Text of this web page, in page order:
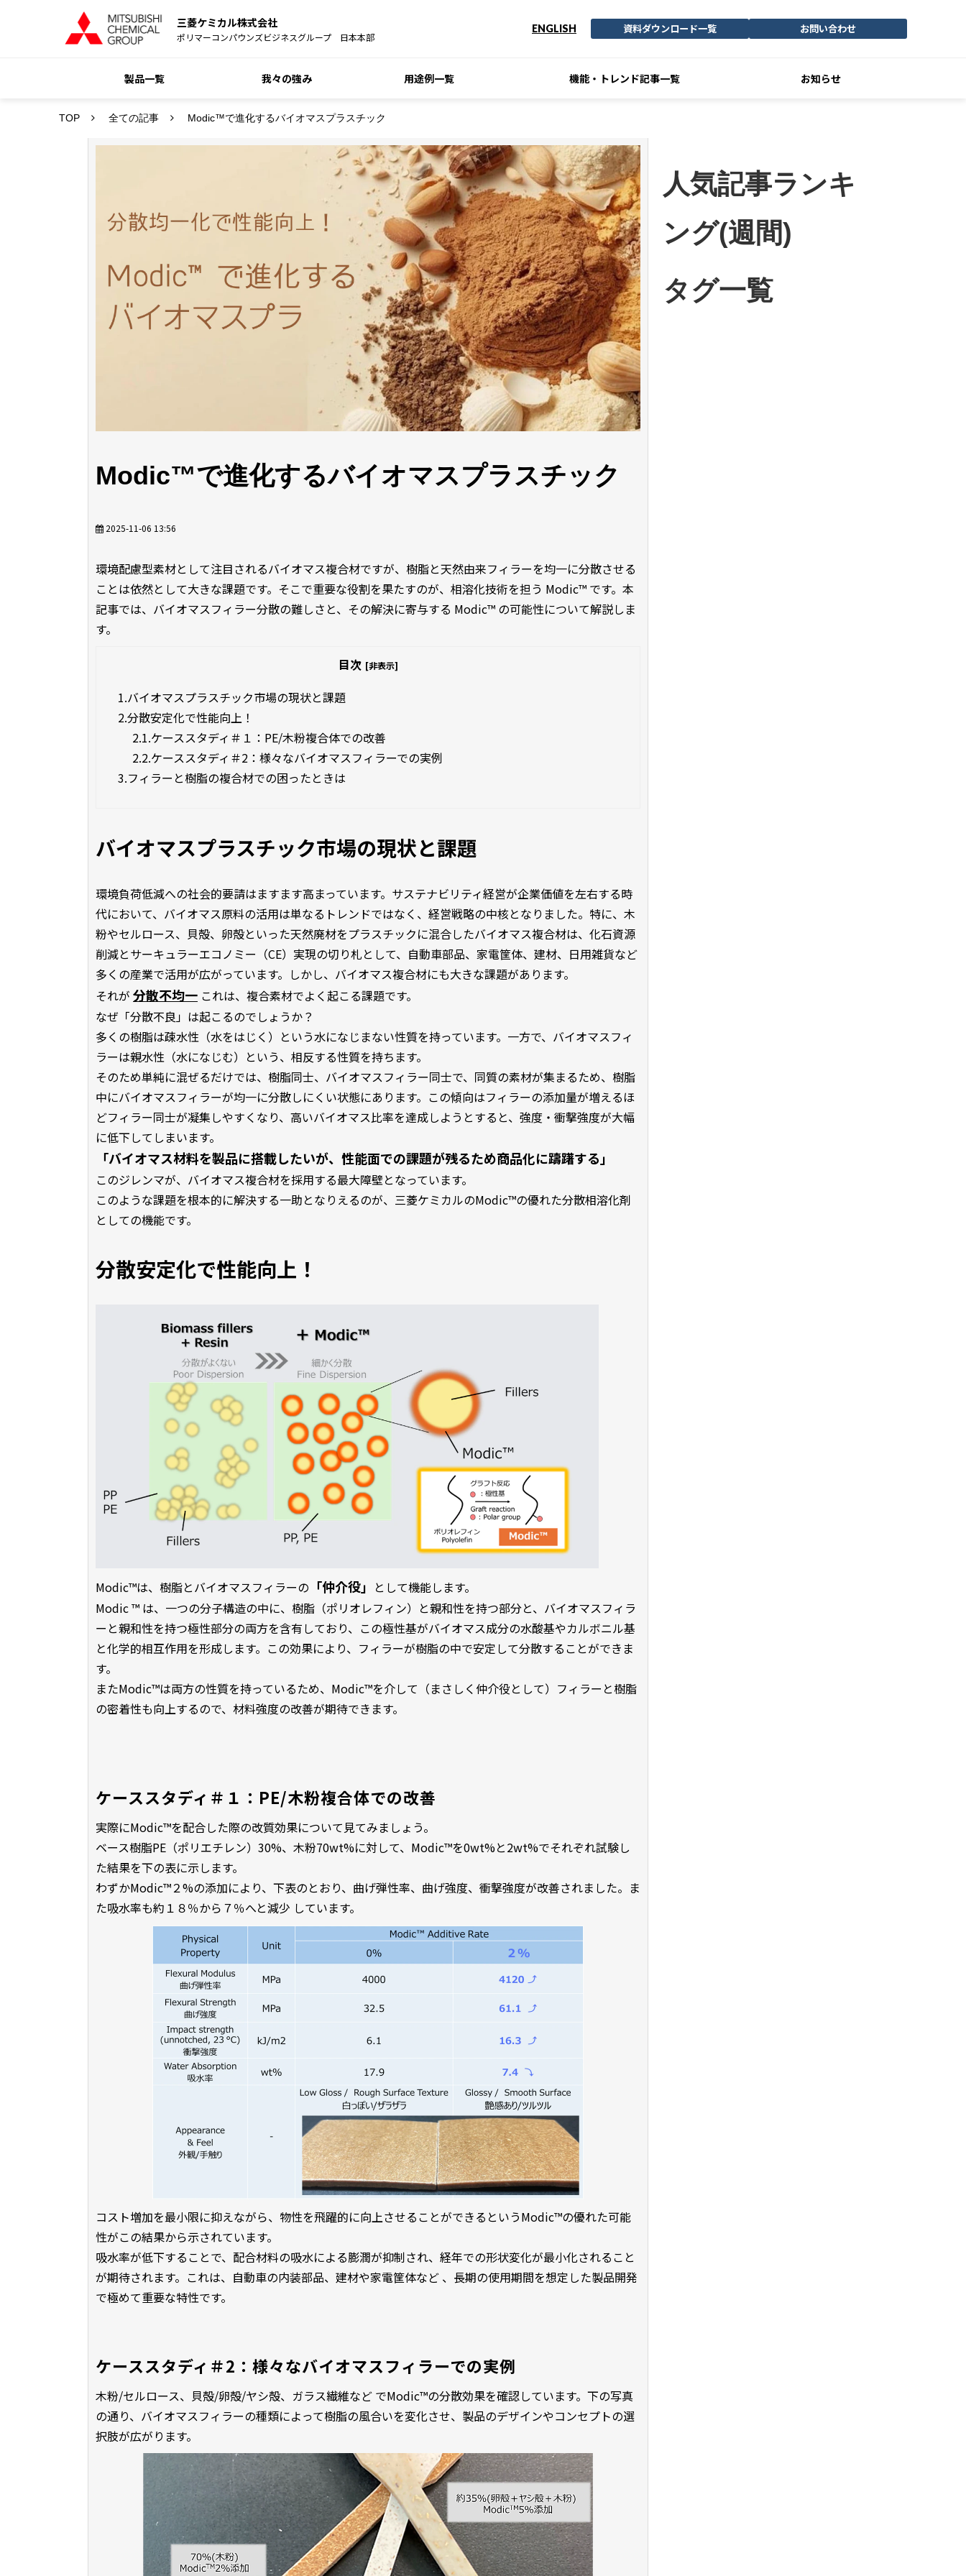
三菱ケミカル株式会社
ポリマーコンパウンズビジネスグループ 日本本部
ENGLISH 資料ダウンロード一覧 お問い合わせ
製品一覧 我々の強み 用途例一覧 機能・トレンド記事一覧 お知らせ
TOP 全ての記事 Modic™で進化するバイオマスプラスチック
Modic™で進化するバイオマスプラスチック
2025-11-06 13:56
環境配慮型素材として注目されるバイオマス複合材ですが、樹脂と天然由来フィラーを均一に分散させる
ことは依然として大きな課題です。そこで重要な役割を果たすのが、相溶化技術を担う Modic™ です。本
記事では、バイオマスフィラー分散の難しさと、その解決に寄与する Modic™ の可能性について解説しま
す。
目次 [非表示]
1.バイオマスプラスチック市場の現状と課題
2.分散安定化で性能向上！
2.1.ケーススタディ＃１：PE/木粉複合体での改善
2.2.ケーススタディ＃2：様々なバイオマスフィラーでの実例
3.フィラーと樹脂の複合材での困ったときは
バイオマスプラスチック市場の現状と課題
環境負荷低減への社会的要請はますます高まっています。サステナビリティ経営が企業価値を左右する時
代において、バイオマス原料の活用は単なるトレンドではなく、経営戦略の中核となりました。特に、木
粉やセルロース、貝殻、卵殻といった天然廃材をプラスチックに混合したバイオマス複合材は、化石資源
削減とサーキュラーエコノミー（CE）実現の切り札として、自動車部品、家電筐体、建材、日用雑貨など
多くの産業で活用が広がっています。しかし、バイオマス複合材にも大きな課題があります。
それが 分散不均一 これは、複合素材でよく起こる課題です。
なぜ「分散不良」は起こるのでしょうか？
多くの樹脂は疎水性（水をはじく）という水になじまない性質を持っています。一方で、バイオマスフィ
ラーは親水性（水になじむ）という、相反する性質を持ちます。
そのため単純に混ぜるだけでは、樹脂同士、バイオマスフィラー同士で、同質の素材が集まるため、樹脂
中にバイオマスフィラーが均一に分散しにくい状態にあります。この傾向はフィラーの添加量が増えるほ
どフィラー同士が凝集しやすくなり、高いバイオマス比率を達成しようとすると、強度・衝撃強度が大幅
に低下してしまいます。
「バイオマス材料を製品に搭載したいが、性能面での課題が残るため商品化に躊躇する」
このジレンマが、バイオマス複合材を採用する最大障壁となっています。
このような課題を根本的に解決する一助となりえるのが、三菱ケミカルのModic™の優れた分散相溶化剤
としての機能です。
分散安定化で性能向上！
Modic™は、樹脂とバイオマスフィラーの 「仲介役」 として機能します。
Modic ™ は、一つの分子構造の中に、樹脂（ポリオレフィン）と親和性を持つ部分と、バイオマスフィラ
ーと親和性を持つ極性部分の両方を含有しており、この極性基がバイオマス成分の水酸基やカルボニル基
と化学的相互作用を形成します。この効果により、フィラーが樹脂の中で安定して分散することができま
す。
またModic™は両方の性質を持っているため、Modic™を介して（まさしく仲介役として）フィラーと樹脂
の密着性も向上するので、材料強度の改善が期待できます。
ケーススタディ＃１：PE/木粉複合体での改善
実際にModic™を配合した際の改質効果について見てみましょう。
ベース樹脂PE（ポリエチレン）30%、木粉70wt%に対して、Modic™を0wt%と2wt%でそれぞれ試験し
た結果を下の表に示します。
わずかModic™２%の添加により、下表のとおり、曲げ弾性率、曲げ強度、衝撃強度が改善されました。ま
た吸水率も約１８％から７％へと減少 しています。
コスト増加を最小限に抑えながら、物性を飛躍的に向上させることができるというModic™の優れた可能
性がこの結果から示されています。
吸水率が低下することで、配合材料の吸水による膨潤が抑制され、経年での形状変化が最小化されること
が期待されます。これは、自動車の内装部品、建材や家電筐体など 、長期の使用期間を想定した製品開発
で極めて重要な特性です。
ケーススタディ＃2：様々なバイオマスフィラーでの実例
木粉/セルロース、貝殻/卵殻/ヤシ殻、ガラス繊維など でModic™の分散効果を確認しています。下の写真
の通り、バイオマスフィラーの種類によって樹脂の風合いを変化させ、製品のデザインやコンセプトの選
択肢が広がります。
人気記事ランキ
ング(週間)
タグ一覧